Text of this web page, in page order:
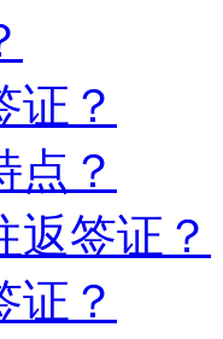
证？
点？
返签证？
证？